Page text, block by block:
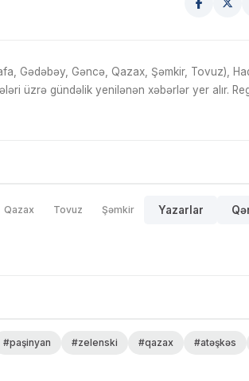
Gədəbəy, Gəncə, Qazax, Şəmkir, Tovuz),
üzrə gündəlik yenilənən xəbərlər yer alır.
Qazax Tovuz Şəmkir Yazarlar
#paşinyan #zelenski #qazax #atəşkəs